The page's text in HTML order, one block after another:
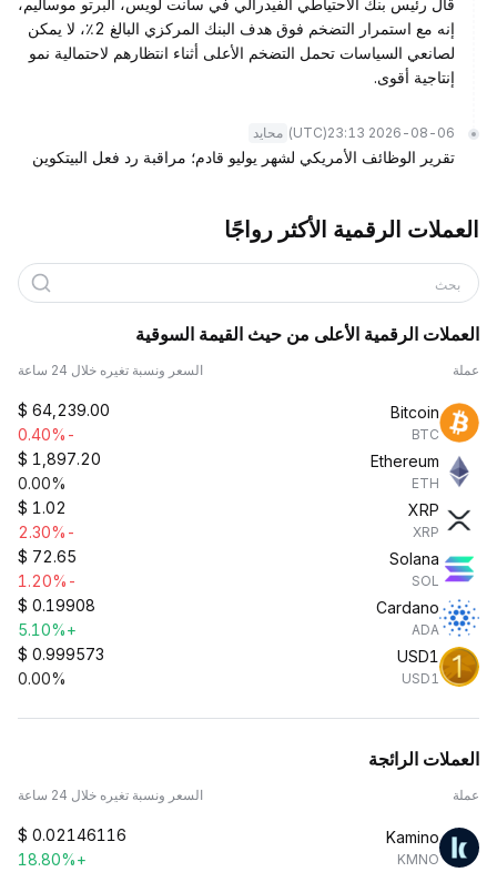
قال رئيس بنك الاحتياطي الفيدرالي في سانت لويس، ألبرتو موساليم،
إنه مع استمرار التضخم فوق هدف البنك المركزي البالغ 2٪، لا يمكن
لصانعي السياسات تحمل التضخم الأعلى أثناء انتظارهم لاحتمالية نمو
إنتاجية أقوى.
2026-08-06 23:13
(UTC) محايد
تقرير الوظائف الأمريكي لشهر يوليو قادم؛ مراقبة رد فعل البيتكوين
العملات الرقمية الأكثر رواجًا
بحث
العملات الرقمية الأعلى من حيث القيمة السوقية
عملة السعر ونسبة تغيره خلال 24 ساعة
Bitcoin
BTC
$ 64,239.00
-0.40%
Ethereum
ETH
$ 1,897.20
0.00%
XRP
XRP
$ 1.02
-2.30%
Solana
SOL
$ 72.65
-1.20%
Cardano
ADA
$ 0.19908
+5.10%
USD1
USD1
$ 0.999573
0.00%
العملات الرائجة
عملة السعر ونسبة تغيره خلال 24 ساعة
Kamino
KMNO
$ 0.02146116
+18.80%